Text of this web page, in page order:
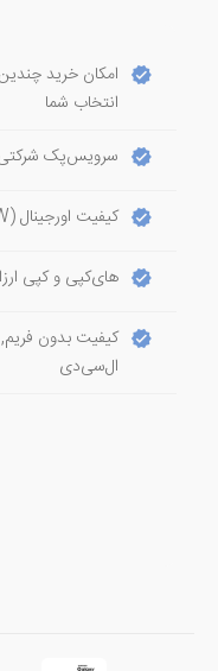
امکان خرید
انتخاب شما
سرویس‌پک شرکتی
کیفیت اورجینال (NEW)
های‌کپی و کپی
کیفیت بدون فریم,
ال‌سی‌دی